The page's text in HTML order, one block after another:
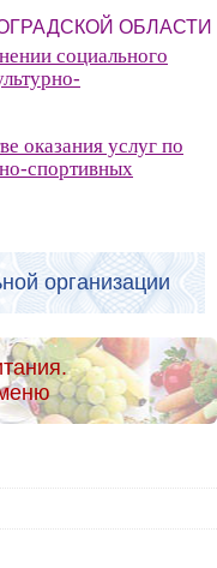
ОБЛАСТИ
социального
оказания услуг по
спортивных
организации